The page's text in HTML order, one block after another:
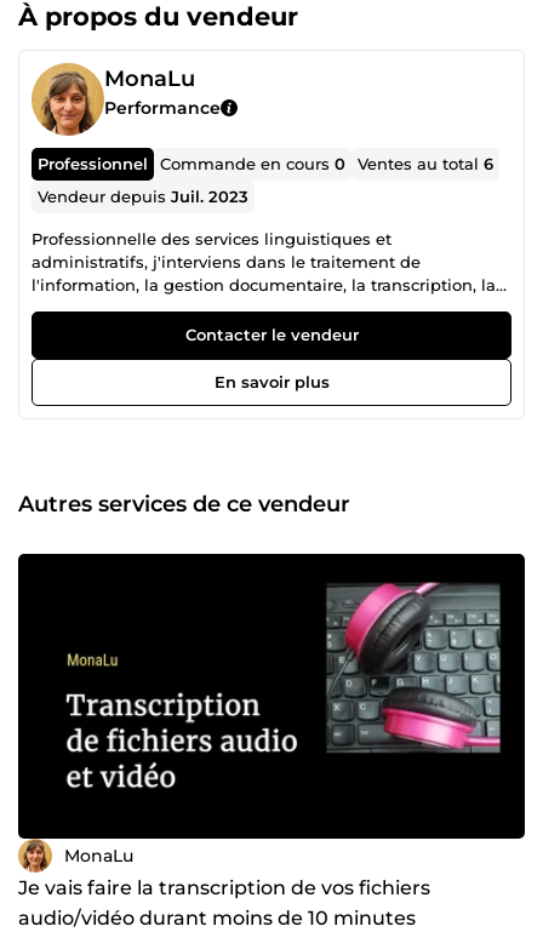
À propos du vendeur
MonaLu
Performance
Professionnel Commande en cours0 Ventes au total6
Vendeur depuisJuil. 2023
Professionnelle des services linguistiques et
administratifs, j'interviens dans le traitement de
l'information, la gestion documentaire, la transcription, la
traduction français-polonais et l'organisation de données.
Habituée à travailler avec des documents, tableaux et
bases d'informations complexes, je privilégie la rigueur, la
confidentialité et la qualité du travail rendu.
Contacter le vendeur
En savoir plus
Autres services de ce vendeur
MonaLu
Je vais faire la transcription de vos fichiers
audio/vidéo durant moins de 10 minutes